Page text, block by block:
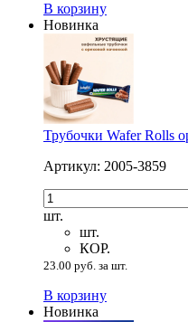
В корзину
Новинка
Трубочки Wafer Rolls
Артикул: 2005-3859
шт.
шт.
КОР.
23.00 руб. за шт.
В корзину
Новинка